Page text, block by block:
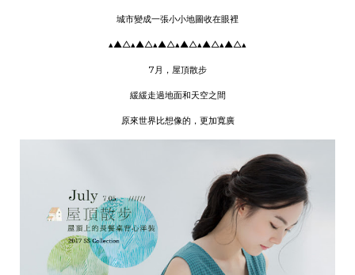
城市變成一張小小地圖收在眼裡
▴▲△▴▲△▴▲△▴▲△▴▲△▴▲△▴
7月，屋頂散步
緩緩走過地面和天空之間
原來世界比想像的，更加寬廣